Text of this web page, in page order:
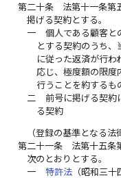
第二十条
法第十一条第
掲げる契約とする。
一
個人である顧客と
とする契約のうち
に従った返済が行わ
応じ、極度額の限度
行うことを約するも
二
前号に掲げる契約
る契約
（登録の基準となる法
第二十一条
法第十五条
次のとおりとする。
一
特許法（昭和三十